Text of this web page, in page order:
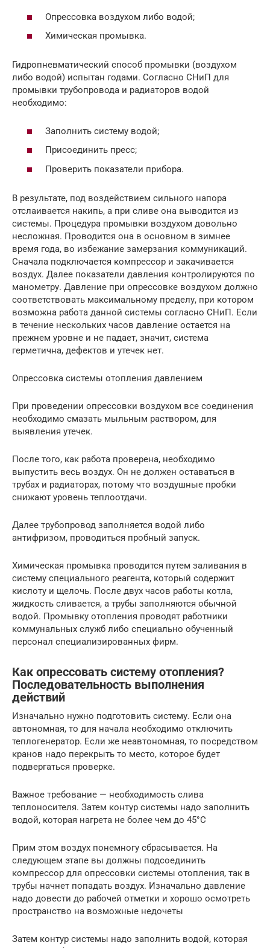
Опрессовка воздухом либо водой;
Химическая промывка.
Гидропневматический способ промывки (воздухом
либо водой) испытан годами. Согласно СНиП для
промывки трубопровода и радиаторов водой
необходимо:
Заполнить систему водой;
Присоединить пресс;
Проверить показатели прибора.
В результате, под воздействием сильного напора
отслаивается накипь, а при сливе она выводится из
системы. Процедура промывки воздухом довольно
несложная. Проводится она в основном в зимнее
время года, во избежание замерзания коммуникаций.
Сначала подключается компрессор и закачивается
воздух. Далее показатели давления контролируются по
манометру. Давление при опрессовке воздухом должно
соответствовать максимальному пределу, при котором
возможна работа данной системы согласно СНиП. Если
в течение нескольких часов давление остается на
прежнем уровне и не падает, значит, система
герметична, дефектов и утечек нет.
Опрессовка системы отопления давлением
При проведении опрессовки воздухом все соединения
необходимо смазать мыльным раствором, для
выявления утечек.
После того, как работа проверена, необходимо
выпустить весь воздух. Он не должен оставаться в
трубах и радиаторах, потому что воздушные пробки
снижают уровень теплоотдачи.
Далее трубопровод заполняется водой либо
антифризом, проводиться пробный запуск.
Химическая промывка проводится путем заливания в
систему специального реагента, который содержит
кислоту и щелочь. После двух часов работы котла,
жидкость сливается, а трубы заполняются обычной
водой. Промывку отопления проводят работники
коммунальных служб либо специально обученный
персонал специализированных фирм.
Как опрессовать систему отопления?
Последовательность выполнения
действий
Изначально нужно подготовить систему. Если она
автономная, то для начала необходимо отключить
теплогенератор. Если же неавтономная, то посредством
кранов надо перекрыть то место, которое будет
подвергаться проверке.
Важное требование — необходимость слива
теплоносителя. Затем контур системы надо заполнить
водой, которая нагрета не более чем до 45°С
Прим этом воздух понемногу сбрасывается. На
следующем этапе вы должны подсоединить
компрессор для опрессовки системы отопления, так в
трубы начнет попадать воздух. Изначально давление
надо довести до рабочей отметки и хорошо осмотреть
пространство на возможные недочеты
Затем контур системы надо заполнить водой, которая